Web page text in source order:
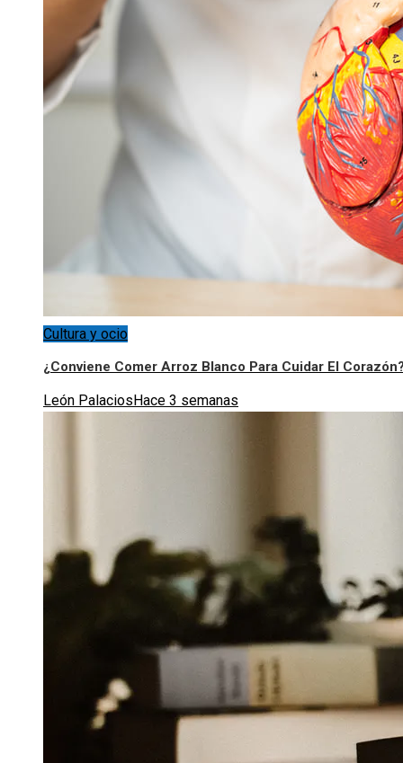
Cultura y ocio
¿Conviene Comer Arroz Blanco Para Cuidar El
León PalaciosHace 3 semanas